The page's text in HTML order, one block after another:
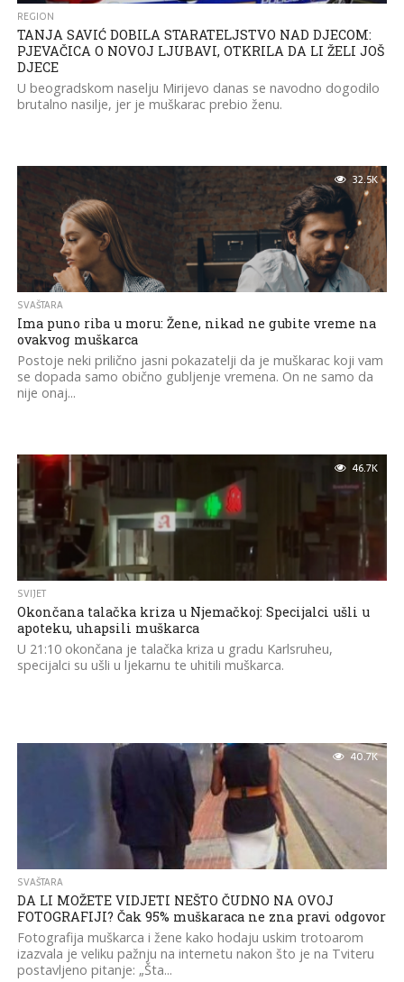
REGION
TANJA SAVIĆ DOBILA STARATELJSTVO NAD DJECOM:
PJEVAČICA O NOVOJ LJUBAVI, OTKRILA DA LI ŽELI JOŠ
DJECE
U beogradskom naselju Mirijevo danas se navodno dogodilo
brutalno nasilje, jer je muškarac prebio ženu.
32.5K
SVAŠTARA
Ima puno riba u moru: Žene, nikad ne gubite vreme na
ovakvog muškarca
Postoje neki prilično jasni pokazatelji da je muškarac koji vam
se dopada samo obično gubljenje vremena. On ne samo da
nije onaj...
46.7K
SVIJET
Okončana talačka kriza u Njemačkoj: Specijalci ušli u
apoteku, uhapsili muškarca
U 21:10 okončana je talačka kriza u gradu Karlsruheu,
specijalci su ušli u ljekarnu te uhitili muškarca.
40.7K
SVAŠTARA
DA LI MOŽETE VIDJETI NEŠTO ČUDNO NA OVOJ
FOTOGRAFIJI? Čak 95% muškaraca ne zna pravi odgovor
Fotografija muškarca i žene kako hodaju uskim trotoarom
izazvala je veliku pažnju na internetu nakon što je na Tviteru
postavljeno pitanje: „Šta...